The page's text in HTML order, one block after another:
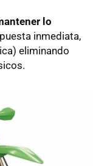
lo
inmediata,
eliminando